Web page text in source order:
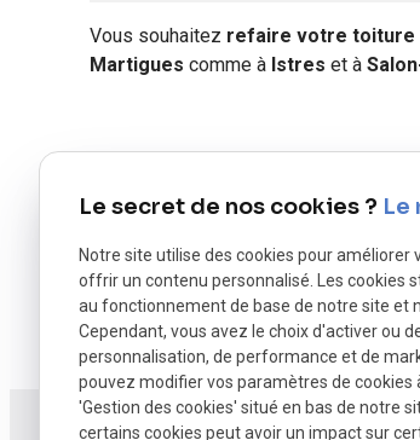
Vous souhaitez refaire votre toiture
Martigues comme à Istres et à
Le secret de nos cookies ? Le
Notre site utilise des cookies pour
offrir un contenu personnalisé. Les cookies
au fonctionnement de base de notre site et
Cependant, vous avez le choix d'activer ou
personnalisation, de performance et de
pouvez modifier vos paramètres de
'Gestion des cookies' situé en bas de notre
certains cookies peut avoir un impact sur